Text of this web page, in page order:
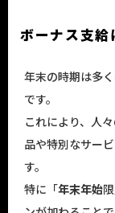
ボーナス支給
年末の時期は多
です。
これにより、人
品や特別なサー
す。
特に「年末年始